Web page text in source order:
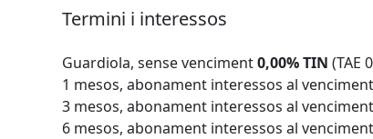
Termini i interessos
Guardiola, sense venciment0,00% TIN (TAE
1 mesos, abonament interessos al
3 mesos, abonament interessos al
6 mesos, abonament interessos al